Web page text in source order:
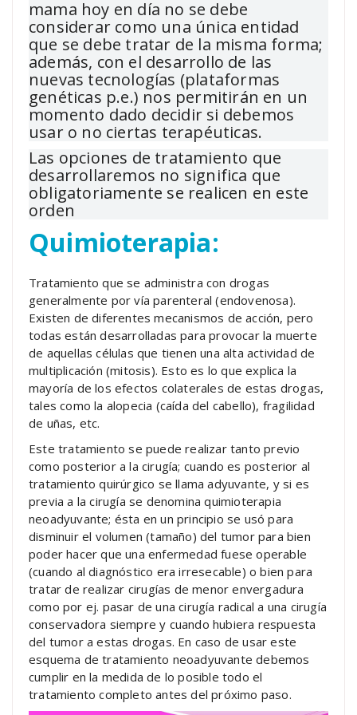
mama hoy en día no se debe
considerar como una única entidad
que se debe tratar de la misma forma;
además, con el desarrollo de las
nuevas tecnologías (plataformas
genéticas p.e.) nos permitirán en un
momento dado decidir si debemos
usar o no ciertas terapéuticas.
Las opciones de tratamiento que
desarrollaremos no significa que
obligatoriamente se realicen en este
orden
Quimioterapia:
Tratamiento que se administra con drogas
generalmente por vía parenteral (endovenosa).
Existen de diferentes mecanismos de acción, pero
todas están desarrolladas para provocar la muerte
de aquellas células que tienen una alta actividad de
multiplicación (mitosis). Esto es lo que explica la
mayoría de los efectos colaterales de estas drogas,
tales como la alopecia (caída del cabello), fragilidad
de uñas, etc.
Este tratamiento se puede realizar tanto previo
como posterior a la cirugía; cuando es posterior al
tratamiento quirúrgico se llama adyuvante, y si es
previa a la cirugía se denomina quimioterapia
neoadyuvante; ésta en un principio se usó para
disminuir el volumen (tamaño) del tumor para bien
poder hacer que una enfermedad fuese operable
(cuando al diagnóstico era irresecable) o bien para
tratar de realizar cirugías de menor envergadura
como por ej. pasar de una cirugía radical a una cirugía
conservadora siempre y cuando hubiera respuesta
del tumor a estas drogas. En caso de usar este
esquema de tratamiento neoadyuvante debemos
cumplir en la medida de lo posible todo el
tratamiento completo antes del próximo paso.